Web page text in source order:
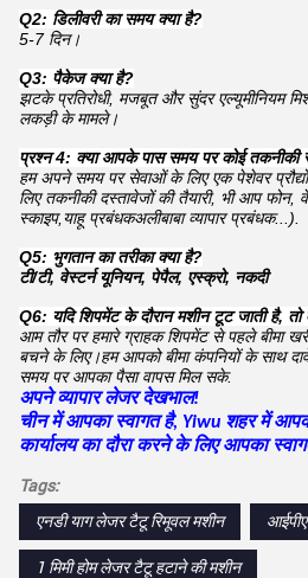
Q2: डिलीवरी का समय क्या है?
5-7 दिन।
Q3: पैकेज क्या है?
झटके प्रतिरोधी, मजबूत और सुंदर एल्यूमीनियम
लकड़ी के मामले।
प्रश्न 4: क्या आपके पास समय पर कोई तकनीकी
हम अपने समय पर सेवाओं के लिए एक पेशेवर
लिए तकनीकी दस्तावेजों की तैयारी, भी आप
स्काइप,याहू प्रबंधकअलीबाबा व्यापार प्रबंधक...).
Q5: भुगतान का तरीका क्या है?
टी/टी, वेस्टर्न यूनियन, पेपैल, एस्क्रो, नकदी
Q6: यदि शिपमेंट के दौरान मशीन टूट जाती है,
आम तौर पर हमारे ग्राहक शिपमेंट से पहले बीमा
बचने के लिए।हम आपको बीमा कंपनियों के साथ
समय पर आपका पैसा वापस मिल सके.
अपने व्यापार लेजर देखभाल!
चीन में आपका स्वागत है, Yiwu शहर में
कार्यालय का दौरा करने के लिए आपका
Tags:
एनडी याग लेजर टैटू रिमूवल मशीन
1 मिमी होम लेजर टैटू हटाने की मशीन